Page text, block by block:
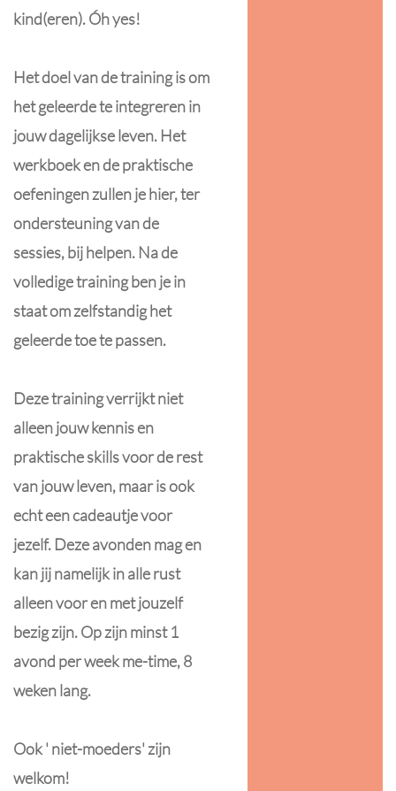
kind(eren). Óh yes!
Het doel van de training is om
het geleerde te integreren in
jouw dagelijkse leven. Het
werkboek en de praktische
oefeningen zullen je hier, ter
ondersteuning van de
sessies, bij helpen. Na de
volledige training ben je in
staat om zelfstandig het
geleerde toe te passen.
Deze training verrijkt niet
alleen jouw kennis en
praktische skills voor de rest
van jouw leven, maar is ook
echt een cadeautje voor
jezelf. Deze avonden mag en
kan jij namelijk in alle rust
alleen voor en met jouzelf
bezig zijn. Op zijn minst 1
avond per week me-time, 8
weken lang.
Ook ' niet-moeders' zijn
welkom!